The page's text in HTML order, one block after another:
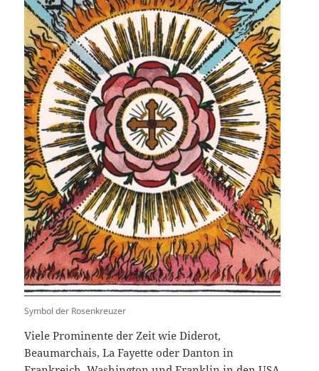
Symbol der Rosenkreuzer
Viele Prominente der Zeit wie Diderot,
Beaumarchais, La Fayette oder Danton in